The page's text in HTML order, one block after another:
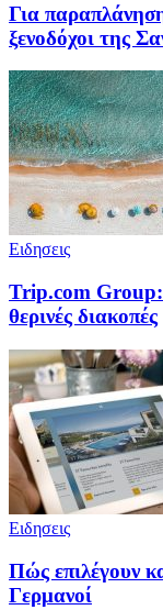
Για
ξενοδόχοι της
Ειδησεις
Trip.com Group:
θερινές διακοπές
Ειδησεις
Πώς επιλέγουν
Γερμανοί